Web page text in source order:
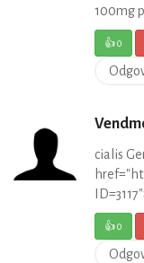
100mg
👍0
cialis
👍0